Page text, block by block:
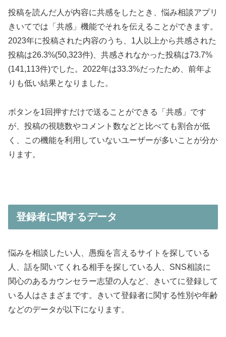
投稿を読んだ人が内容に共感をしたとき、悩み相談アプリ
きいてでは「共感」機能でそれを伝えることができます。
2023年に投稿された内容のうち、1人以上から共感された
投稿は26.3%(50,323件)、共感されなかった投稿は73.7%
(141,113件)でした。2022年は33.3%だったため、前年よ
りも低い結果となりました。
ボタンを1回押すだけで送ることができる「共感」です
が、投稿の視聴数やコメント数などと比べても割合が低
く、この機能を利用していないユーザーが多いことが分か
ります。
登録者に関するデータ
悩みを相談したい人、愚痴を言えるサイトを探している
人、話を聞いてくれる相手を探している人、SNS相談に
関心のあるカウンセラー志望の人など、きいてに登録して
いる人はさまざまです。きいて登録者に関する性別や年齢
などのデータが以下になります。